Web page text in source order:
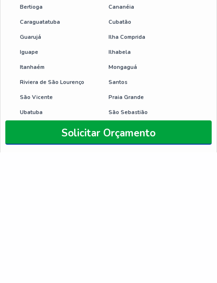
Solicitar Orçamento
Bertioga Cananéia
Caraguatatuba Cubatão
Guarujá Ilha Comprida
Iguape Ilhabela
Itanhaém Mongaguá
Riviera de São Lourenço Santos
São Vicente Praia Grande
Ubatuba São Sebastião